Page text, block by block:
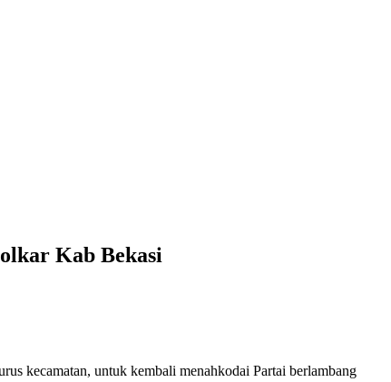
Kab Bekasi
kecamatan, untuk kembali menahkodai Partai berlambang